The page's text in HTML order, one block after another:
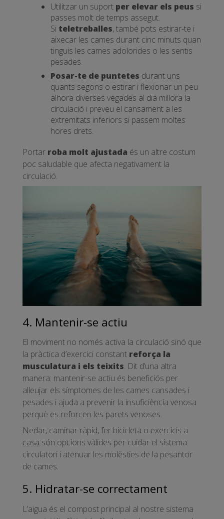
Utilitzar un suport per elevar els peus si
passes molt de temps assegut.
Si teletreballes, també pots estirar-te i
aixecar les cames durant cinc minuts quan
tinguis les cames adolorides o les sentis
pesades.
Posar-te de puntetes durant uns
quants segons o estirar i flexionar un peu
alhora diverses vegades al dia millora la
circulació i preveu el cansament a les
extremitats inferiors si passem moltes
hores drets.
Portar roba molt ajustada és un altre costum
poc saludable que afecta negativament la
circulació.
4. Mantenir-se actiu
El moviment no només activa la circulació sinó que
la pràctica d’exercici constant reforça la
musculatura i els teixits. Dit d’una altra
manera: mantenir-se actiu és beneficiós per
alleujar els símptomes de les cames cansades i
pesades i ajuda a prevenir la insuficiència venosa
perquè es reforcen les parets venoses.
Nedar, caminar ràpid, fer bicicleta o exercicis a
casa són opcions vàlides per cuidar el sistema
circulatori i atenuar les molèsties de la pesantor
de cames.
5. Hidratar-se correctament
L’aigua és el compost principal al nostre sistema